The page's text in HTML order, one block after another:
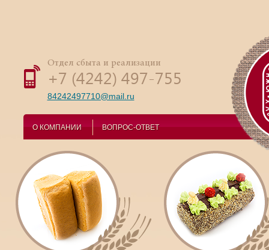
Отдел сбыта и реализации
+7 (4242) 497-755
84242497710@mail.ru
О КОМПАНИИ ВОПРОС-ОТВЕТ